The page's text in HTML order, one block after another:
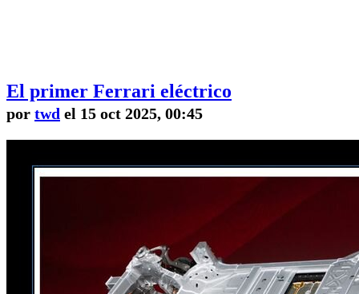
El primer Ferrari eléctrico
por twd el 15 oct 2025, 00:45